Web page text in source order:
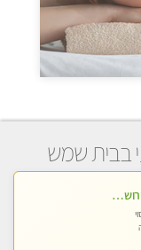
בבית שמש
בתלפיותחדש חדש בירושלים- לעיסוי מפנק הכולל עיסוי טנטרי על כורסאות טנטרה ועיסוי בג'קוזי .